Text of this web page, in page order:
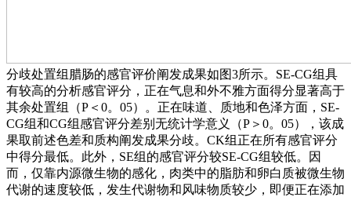
分歧处置组腊肠的感官评价阐发成果如图3所示。SE-CG组具
有较高的分析感官评分，正在气息和外不雅方面得分显著高于
其余处置组（P＜0。05）。正在味道、质地和色泽方面，SE-
CG组和CG组感官评分差别无统计学意义（P＞0。05），该成
果取前述色差和质构阐发成果分歧。CK组正在所有感官评分
中得分最低。此外，SE组的感官评分较SE-CG组较低。因
而，仅靠内源微生物的感化，肉类中的脂肪和卵白质被微生物
代谢的速度较低，发生代谢物和风味物质较少，即便正在添加